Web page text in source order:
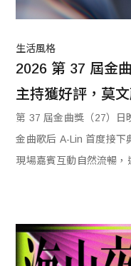
生活風格
2026 第 37 屆金
主持獲好評，莫
第 37 屆金曲獎（27）日
金曲歌后 A-Lin 首度接下
現場嘉賓互動自然流暢，